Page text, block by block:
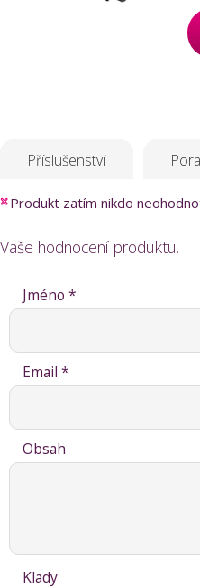
Příslušenství
Produkt zatím nikdo
Vaše hodnocení produktu.
Jméno *
Email *
Obsah
Klady